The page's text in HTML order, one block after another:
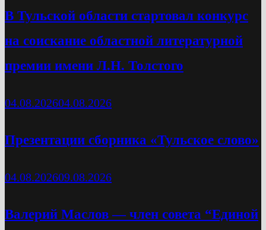
В Тульской области стартовал конкурс
на соискание областной литературной
премии имени Л.Н. Толстого
04.08.202604.08.2026
Презентации сборника «Тульское слово»
04.08.202609.08.2026
Валерий Маслов — член совета “Единой